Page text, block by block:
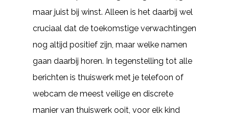
maar juist bij winst. Alleen is het daarbij wel
cruciaal dat de toekomstige verwachtingen
nog altijd positief zijn, maar welke namen
gaan daarbij horen. In tegenstelling tot alle
berichten is thuiswerk met je telefoon of
webcam de meest veilige en discrete
manier van thuiswerk ooit, voor elk kind